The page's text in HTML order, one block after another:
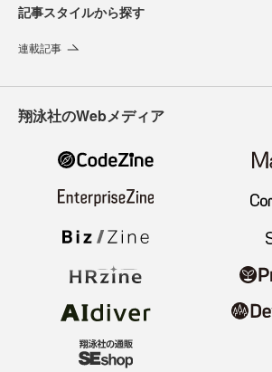
記事スタイルから探す
連載記事
翔泳社のWebメディア